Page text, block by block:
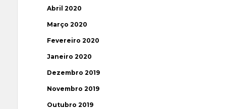
Abril 2020
Março 2020
Fevereiro 2020
Janeiro 2020
Dezembro 2019
Novembro 2019
Outubro 2019